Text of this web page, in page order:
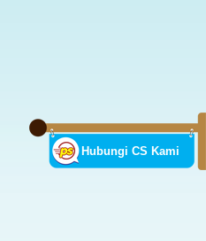
Hubungi CS Kami